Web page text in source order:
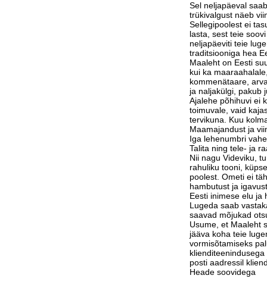
Sel neljapäeval
trükivalgust näeb
Sellegipoolest ei
lasta, sest teie
neljapäeviti teie
traditsiooniga hea
Maaleht on Eesti
kui ka
kommenätaare,
ja naljakülgi, pakub
Ajalehe põhihuvi ei
toimuvale, vaid
tervikuna. Kuu
Maamajandust ja
Iga lehenumbri
Talita ning tele- ja
Nii nagu Videviku,
rahuliku tooni,
poolest. Ometi ei
hambutust ja
Eesti inimese elu ja
Lugeda saab
saavad mõjukad
Usume, et Maaleht
jääva koha teie
vormisõtamiseks
posti aadressil
Heade soovidega